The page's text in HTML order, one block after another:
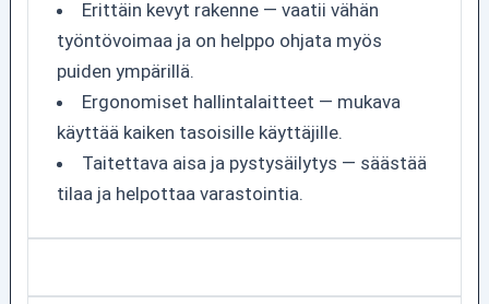
Erittäin kevyt rakenne — vaatii vähän
työntövoimaa ja on helppo ohjata myös
puiden ympärillä.
Ergonomiset hallintalaitteet — mukava
käyttää kaiken tasoisille käyttäjille.
Taitettava aisa ja pystysäilytys — säästää
tilaa ja helpottaa varastointia.